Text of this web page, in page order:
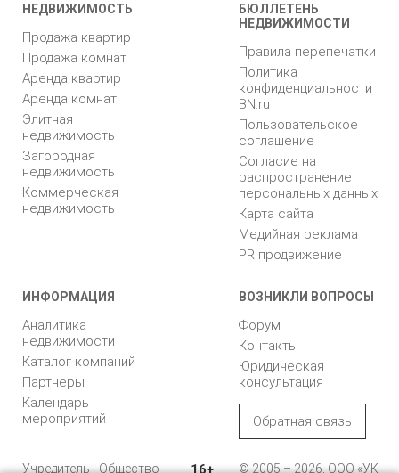
НЕДВИЖИМОСТЬ
Продажа квартир
Продажа комнат
Аренда квартир
Аренда комнат
Элитная
недвижимость
Загородная
недвижимость
Коммерческая
недвижимость
БЮЛЛЕТЕНЬ
НЕДВИЖИМОСТИ
Правила перепечатки
Политика
конфиденциальности
BN.ru
Пользовательское
соглашение
Согласие на
распространение
персональных данных
Карта сайта
Медийная реклама
PR продвижение
ИНФОРМАЦИЯ
Аналитика
недвижимости
Каталог компаний
Партнеры
Календарь
мероприятий
ВОЗНИКЛИ ВОПРОСЫ
Форум
Контакты
Юридическая
консультация
Обратная связь
Учредитель - Общество 16+ © 2005 – 2026, ООО «УК